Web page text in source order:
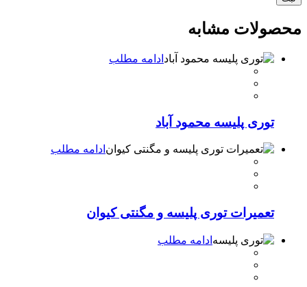
محصولات مشابه
ادامه مطلب
توری پلیسه محمود آباد
ادامه مطلب
تعمیرات توری پلیسه و مگنتی کیوان
ادامه مطلب